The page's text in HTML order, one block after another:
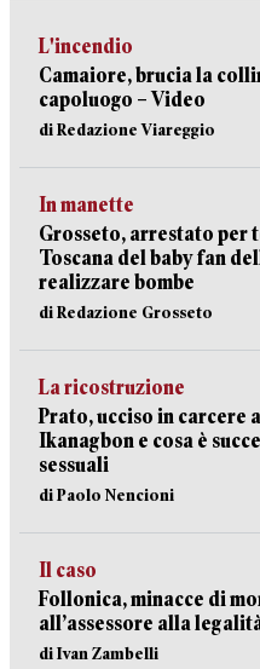
L'incendio
Camaiore, brucia la
capoluogo – Video
di Redazione Viareggio
In manette
Grosseto, arrestato per
Toscana del baby fan
realizzare bombe
di Redazione Grosseto
La ricostruzione
Prato, ucciso in carcere
Ikanagbon e cosa è
sessuali
di Paolo Nencioni
Il caso
Follonica, minacce di
all’assessore alla
di Ivan Zambelli